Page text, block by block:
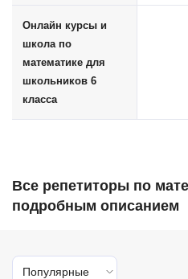
Онлайн курсы и
школа по
математике для
школьников 6
класса
Все репетиторы по
подробным описанием
Популярные